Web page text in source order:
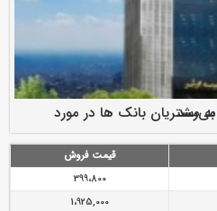
ایران از اقدامات مدیرعامل بیمه
مشتریان بانک ها در مورد
قیمت فروش
399،800
1،925,000